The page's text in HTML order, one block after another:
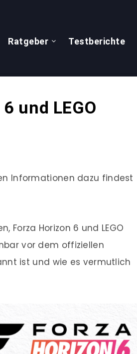
Ratgeber Testberichte
und LEGO
Informationen dazu findest
Horizon 6 und LEGO
vor dem offiziellen
ist und wie es vermutlich